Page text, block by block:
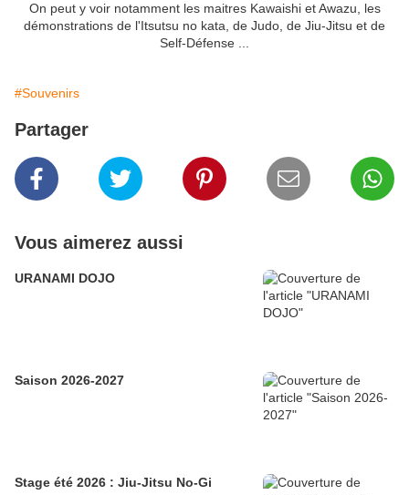
On peut y voir notamment les maitres Kawaishi et Awazu, les
démonstrations de l'Itsutsu no kata, de Judo, de Jiu-Jitsu et de
Self-Défense ...
#Souvenirs
Partager
Vous aimerez aussi
URANAMI DOJO
Saison 2026-2027
Stage été 2026 : Jiu-Jitsu No-Gi